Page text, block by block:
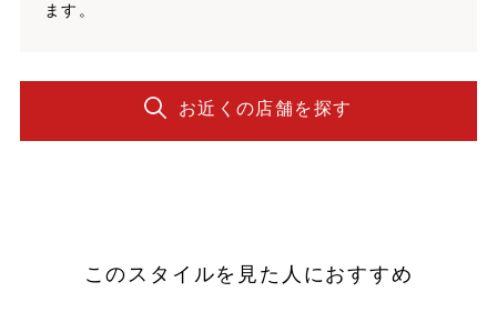
ます。
お近くの店舗を探す
このスタイルを見た人におすすめ